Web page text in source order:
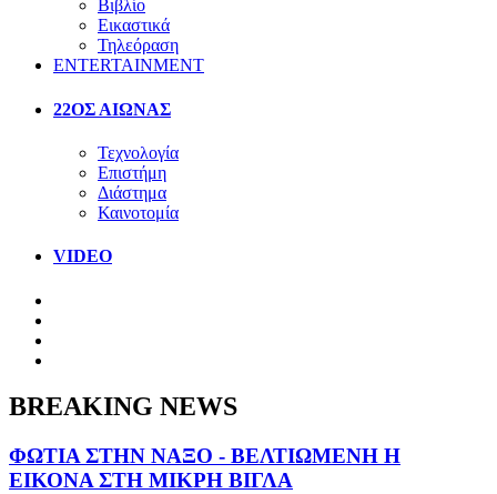
Βιβλίο
Εικαστικά
Τηλεόραση
ENTERTAINMENT
22ΟΣ ΑΙΩΝΑΣ
Τεχνολογία
Επιστήμη
Διάστημα
Καινοτομία
VIDEO
BREAKING NEWS
ΦΩΤΙΑ ΣΤΗΝ ΝΑΞΟ - ΒΕΛΤΙΩΜΕΝΗ Η
ΕΙΚΟΝΑ ΣΤΗ ΜΙΚΡΗ ΒΙΓΛΑ